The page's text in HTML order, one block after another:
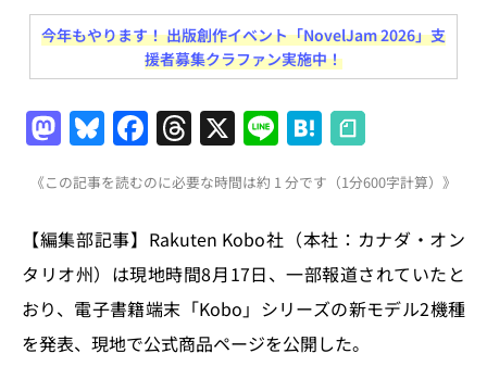
今年もやります！ 出版創作イベント「NovelJam 2026」支
援者募集クラファン実施中！
M
a
st
o
d
o
n
Bl
u
e
s
k
y
F
a
c
e
b
o
o
T
h
re
a
d
s
X Li
n
e
H
at
e
n
a
《この記事を読むのに必要な時間は約 1 分です（1分600字計算）》
【編集部記事】Rakuten Kobo社（本社：カナダ・オン
タリオ州）は現地時間8月17日、一部報道されていたと
おり、電子書籍端末「Kobo」シリーズの新モデル2機種
を発表、現地で公式商品ページを公開した。